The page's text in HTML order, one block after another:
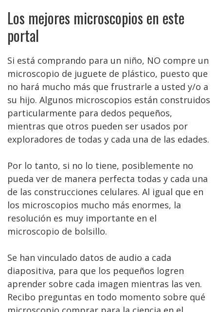
Los mejores microscopios en este
portal
Si está comprando para un niño, NO compre un
microscopio de juguete de plástico, puesto que
no hará mucho más que frustrarle a usted y/o a
su hijo. Algunos microscopios están construidos
particularmente para dedos pequeños,
mientras que otros pueden ser usados por
exploradores de todas y cada una de las edades.
Por lo tanto, si no lo tiene, posiblemente no
pueda ver de manera perfecta todas y cada una
de las construcciones celulares. Al igual que en
los microscopios mucho más enormes, la
resolución es muy importante en el
microscopio de bolsillo.
Se han vinculado datos de audio a cada
diapositiva, para que los pequeños logren
aprender sobre cada imagen mientras las ven.
Recibo preguntas en todo momento sobre qué